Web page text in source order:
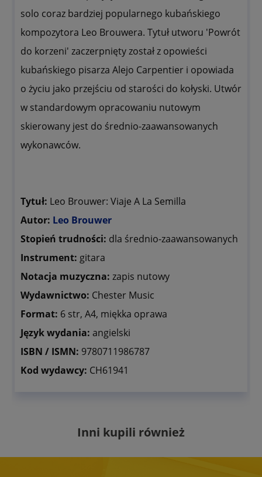
solo coraz bardziej popularnego kubańskiego
kompozytora Leo Brouwera. Tytuł utworu 'Powrót
do korzeni' zaczerpnięty został z opowieści
kubańskiego pisarza Alejo Carpentier i opowiada
o życiu jako przejściu od starości do kołyski. Utwór
w standardowym opracowaniu nutowym
skierowany jest do średnio-zaawansowanych
wykonawców.
Tytuł: Leo Brouwer: Viaje A La Semilla
Autor: Leo Brouwer
Stopień trudności: dla średnio-zaawansowanych
Instrument: gitara
Notacja muzyczna: zapis nutowy
Wydawnictwo: Chester Music
Format: 6 str, A4, miękka oprawa
Język wydania: angielski
ISBN / ISMN: 9780711986787
Kod wydawcy: CH61941
Inni kupili również